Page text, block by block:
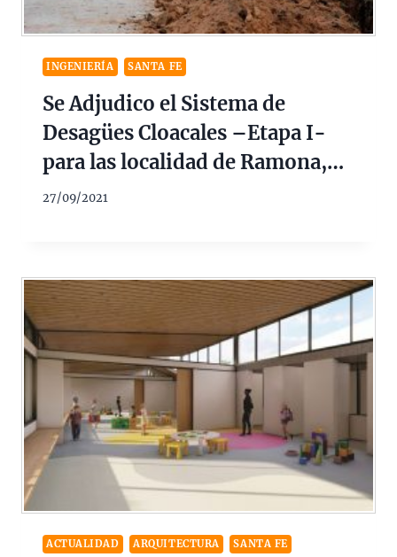
INGENIERÍA SANTA FE
Se Adjudico el Sistema de
Desagües Cloacales –Etapa I-
para las localidad de Ramona,
departamento Castellanos
27/09/2021
ACTUALIDAD ARQUITECTURA SANTA FE